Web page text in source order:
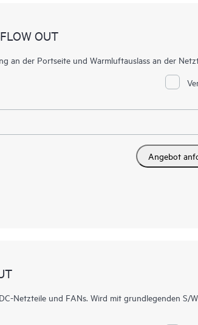
OUT
an der Portseite und Warmluftauslass an der
Angebot
Netzteile und FANs. Wird mit grundlegenden S/